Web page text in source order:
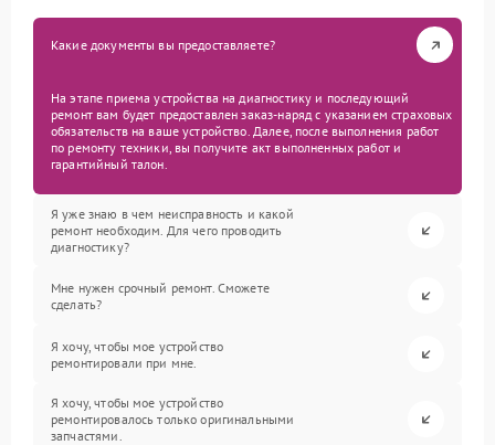
Какие документы вы предоставляете?
На этапе приема устройства на диагностику и последующий
ремонт вам будет предоставлен заказ-наряд с указанием страховых
обязательств на ваше устройство. Далее, после выполнения работ
по ремонту техники, вы получите акт выполненных работ и
гарантийный талон.
Я уже знаю в чем неисправность и какой
ремонт необходим. Для чего проводить
диагностику?
Мне нужен срочный ремонт. Сможете
сделать?
Я хочу, чтобы мое устройство
ремонтировали при мне.
Я хочу, чтобы мое устройство
ремонтировалось только оригинальными
запчастями.